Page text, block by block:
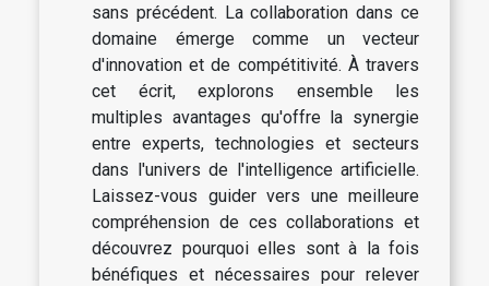
sans précédent. La collaboration dans ce
domaine émerge comme un vecteur
d'innovation et de compétitivité. À travers
cet écrit, explorons ensemble les
multiples avantages qu'offre la synergie
entre experts, technologies et secteurs
dans l'univers de l'intelligence artificielle.
Laissez-vous guider vers une meilleure
compréhension de ces collaborations et
découvrez pourquoi elles sont à la fois
bénéfiques et nécessaires pour relever